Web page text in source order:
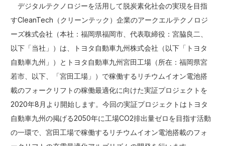
デジタルテクノロジーを活用して脱炭素化社会の実現を目指
すCleanTech（クリーンテック）企業のアークエルテクノロジ
ーズ株式会社（本社：福岡県福岡市、代表取締役：宮脇良二、
以下「当社」）は、トヨタ自動車九州株式会社（以下「トヨタ
自動車九州」）とトヨタ自動車九州宮田工場（所在：福岡県宮
若市、以下、「宮田工場」）で稼働するリチウムイオン電池搭
載のフォークリフトの稼働最適化に向けた実証プロジェクトを
2020年8月より開始します。今回の実証プロジェクトはトヨタ
自動車九州の掲げる2050年に工場CO2排出量ゼロを目指す活動
の一環で、宮田工場で稼働するリチウムイオン電池搭載のフォ